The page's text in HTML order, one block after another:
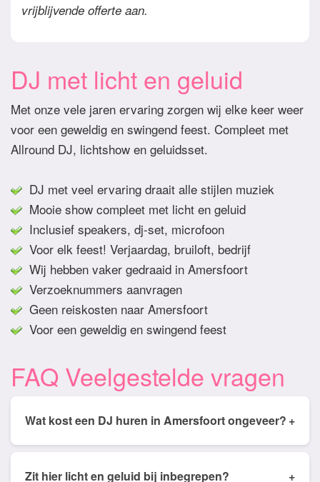
vrijblijvende offerte aan.
DJ met licht en geluid
Met onze vele jaren ervaring zorgen wij elke keer weer
voor een geweldig en swingend feest. Compleet met
Allround DJ, lichtshow en geluidsset.
DJ met veel ervaring draait alle stijlen muziek
Mooie show compleet met licht en geluid
Inclusief speakers, dj-set, microfoon
Voor elk feest! Verjaardag, bruiloft, bedrijf
Wij hebben vaker gedraaid in Amersfoort
Verzoeknummers aanvragen
Geen reiskosten naar Amersfoort
Voor een geweldig en swingend feest
FAQ Veelgestelde vragen
Wat kost een DJ huren in Amersfoort ongeveer? +
gemiddeld tussen de € 350,- en € 950,- Prijs is
Zit hier licht en geluid bij inbegrepen? +